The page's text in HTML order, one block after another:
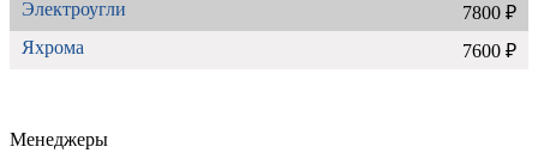
Электроугли
7800 ₽
Яхрома
7600 ₽
Менеджеры